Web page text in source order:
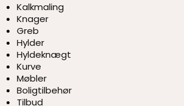
Kalkmaling
Knager
Greb
Hylder
Hyldeknægt
Kurve
Møbler
Boligtilbehør
Tilbud